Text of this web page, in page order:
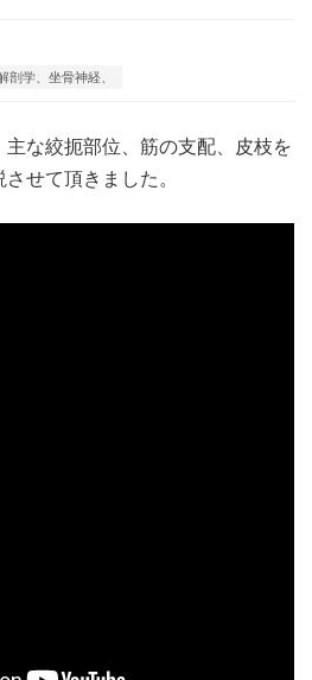
剖学、坐骨神経、
な絞扼部位、筋の支配、皮枝を
せて頂きました。